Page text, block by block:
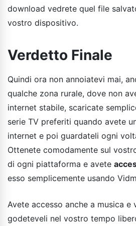
download vedrete quel file
vostro dispositivo.
Verdetto Finale
Quindi ora non annoiatevi mai,
qualche zona rurale, dove non
internet stabile, scaricate
serie TV preferiti quando avete
internet e poi guardateli ogni
Ottenete comodamente sul
di ogni piattaforma e avete
esso semplicemente usando
Avete accesso anche a musica e
godeteveli nel vostro tempo